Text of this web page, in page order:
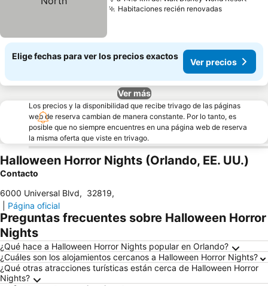
Habitaciones recién renovadasVer
Elige fechas para ver los precios exactos
Ver precios
Ver más
Los precios y la disponibilidad que recibe trivago de las páginas
web de reserva cambian de manera constante. Por lo tanto, es
posible que no siempre encuentres en una página web de reserva
la misma oferta que viste en trivago.
Halloween Horror Nights (Orlando, EE. UU.)
Contacto
6000 Universal Blvd, 32819,
Página oficial
Preguntas frecuentes sobre Halloween Horror
Nights
¿Qué hace a Halloween Horror Nights popular en Orlando?
¿Cuáles son los alojamientos cercanos a Halloween Horror Nights?
¿Qué otras atracciones turísticas están cerca de Halloween Horror
Nights?